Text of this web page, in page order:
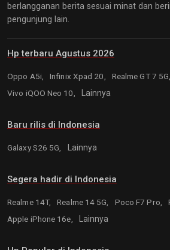
berlangganan berita sesuai minat dan
pengunjung lain.
Hp terbaru Agustus 2026
Oppo A5i, Infinix Xpad 20, Realme GT 7 5G,
Vivo iQOO Neo 10,
Lainnya
Baru rilis di Indonesia
Galaxy S26 5G, Lainnya
Segera hadir di Indonesia
Realme 14T, Realme 14 5G, Poco F7 Pro,
Apple iPhone 16e,
Lainnya